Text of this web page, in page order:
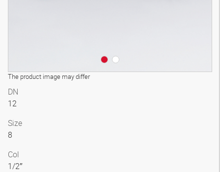
The product image may differ
DN
12
Size
8
Col
1/2″